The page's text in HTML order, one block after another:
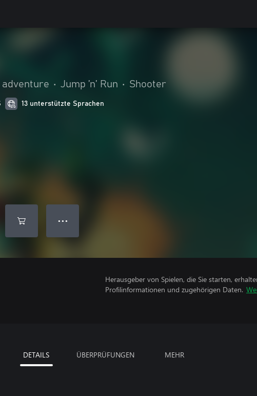
• Jump ’n’ Run • Shooter
13 unterstützte Sprachen
● ● ●
Herausgeber von Spielen, die Sie starten,
Profilinformationen und zugehörigen Daten.
DETAILS ÜBERPRÜFUNGEN MEHR